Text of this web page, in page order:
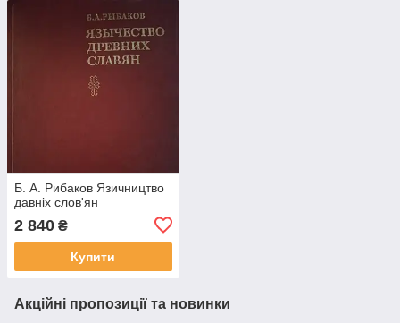
Б. А. Рибаков Язичництво
давніх слов'ян
2 840 ₴
Купити
Акційні пропозиції та новинки